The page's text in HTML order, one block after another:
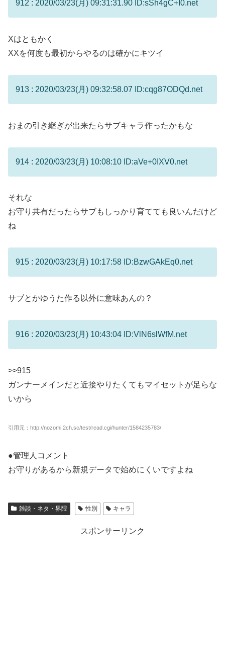
912 : 2020/03/23(月) 09:31:31.90 ID:sSh4gC+I0.net
Xはともかく
XXを何度も最初からやるのは確かにキツイ
913 : 2020/03/23(月) 09:32:58.07 ID:cqg87ODQd.net
おまの引き継ぎが出来たらサブキャラ作ったかもな
914 : 2020/03/23(月) 10:08:10 ID:aVe+0IXV0.net
それな
お守り共有だったらサブもしっかり育てても良いんだけど
ね
915 : 2020/03/23(月) 10:17:58 ID:BzwGAkEq0.net
サブとかゆうた作る以外に意味あんの？
916 : 2020/03/23(月) 10:43:04 ID:VlN6slWfM.net
>>915
ガンナーメインだと近接やりたくてもマイセットが足らな
いから
引用元：http://nozomi.2ch.sc/test/read.cgi/hunter/1584235783/
●管理人コメント
お守りがあるから新規データで始めにくいですよね
雑談・ネタ・界隈 性別 キャラ
スポンサーリンク